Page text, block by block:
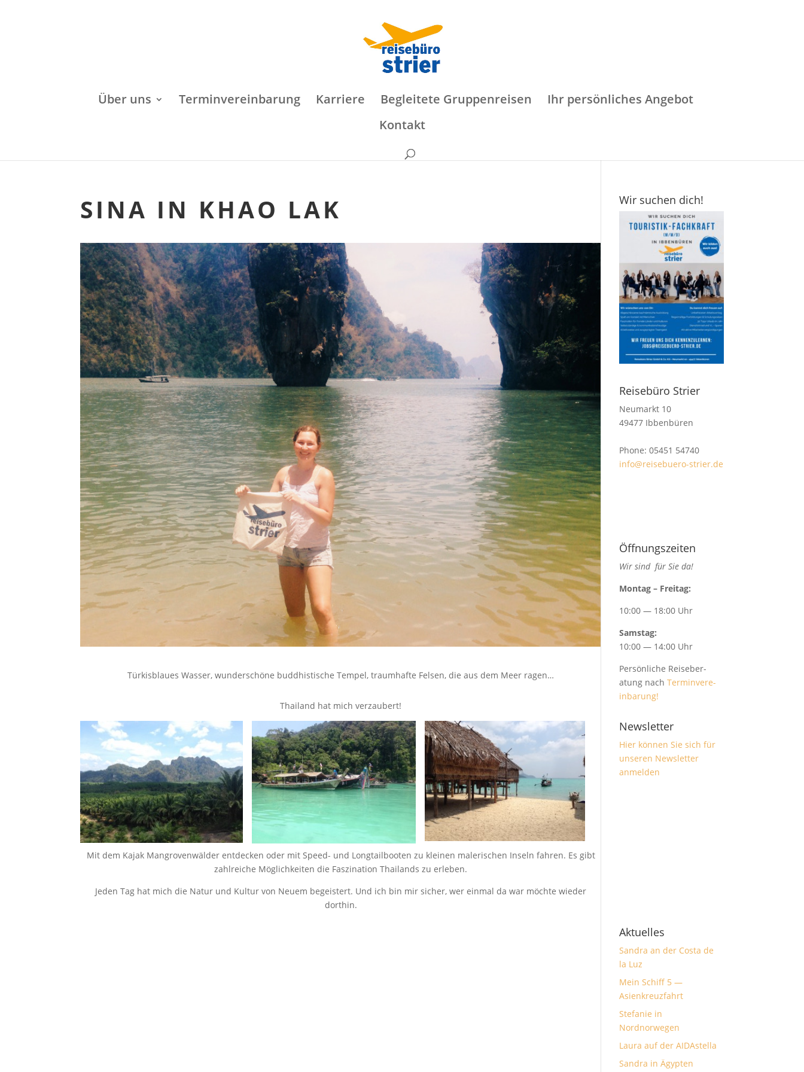
Über uns Terminvereinbarung Karriere Begleitete Gruppenreisen
Ihr persönliches Angebot
Kontakt
SINA IN KHAO LAK
Türk­is­blaues Wass­er, wun­der­schöne bud­dhis­tis­che Tem­pel, traumhafte Felsen, die aus dem Meer ragen…
Thai­land hat mich verzaubert!
Mit dem Kajak Man­groven­wälder ent­deck­en oder mit Speed- und Long­tail­booten zu kleinen malerischen Inseln fahren. Es gibt
zahlre­iche Möglichkeit­en die Fasz­i­na­tion Thai­lands zu erleben.
Jeden Tag hat mich die Natur und Kul­tur von Neuem begeis­tert. Und ich bin mir sich­er, wer ein­mal da war möchte wieder
dorthin.
Wir suchen dich!
Reisebüro Strier
Neumarkt 10
49477 Ibbenbüren
Phone: 05451 54740
info@reisebuero-strier.de
Öffnungszeiten
Wir sind für Sie da!
Mon­tag – Freitag:
10:00 — 18:00 Uhr
Sam­stag:
10:00 — 14:00 Uhr
Per­sön­liche Reise­ber­
atung nachTer­min­vere­
in­barung!
Newsletter
Hier kön­nen Sie sich für
unseren Newslet­ter
anmelden
Aktuelles
Sandra an der Costa de
la Luz
Mein Schiff 5 —
Asienkreuzfahrt
Stefanie in
Nordnorwegen
Laura auf der AIDAstella
Sandra in Ägypten